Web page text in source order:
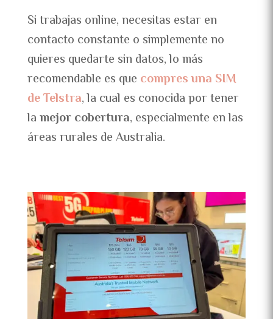
Si trabajas online, necesitas estar en
contacto constante o simplemente no
quieres quedarte sin datos, lo más
recomendable es que compres una SIM
de Telstra, la cual es conocida por tener
lamejor cobertura, especialmente en las
áreas rurales de Australia.